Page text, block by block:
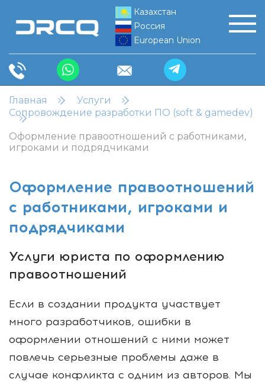
Казахстан
Россия
European Union
Главная
Услуги
Сопровождение разработки ПО (soft & gamedev)
Оформление правоотношений с работниками,
игроками и подрядчиками
Оформление правоотношений
с работниками, игроками и
подрядчиками
Услуги юриста по оформлению
правоотношений
Если в создании продукта участвует
много разработчиков, ошибки в
оформлении отношений с ними может
повлечь серьезные проблемы даже в
случае конфликта с одним из авторов. Мы